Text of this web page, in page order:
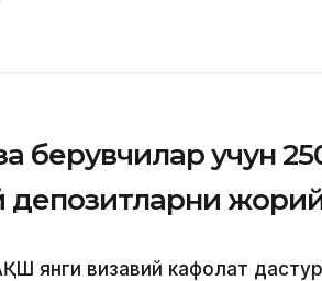
берувчилар учун
депозитларни
янги визавий кафолат